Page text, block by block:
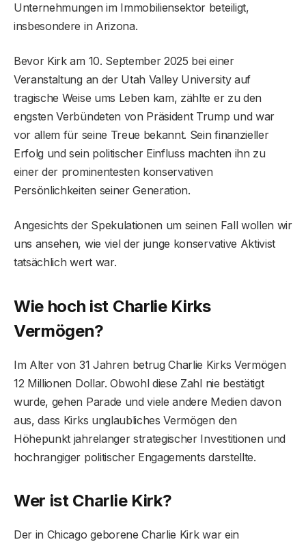
Unternehmungen im Immobiliensektor beteiligt,
insbesondere in Arizona.
Bevor Kirk am 10. September 2025 bei einer
Veranstaltung an der Utah Valley University auf
tragische Weise ums Leben kam, zählte er zu den
engsten Verbündeten von Präsident Trump und war
vor allem für seine Treue bekannt. Sein finanzieller
Erfolg und sein politischer Einfluss machten ihn zu
einer der prominentesten konservativen
Persönlichkeiten seiner Generation.
Angesichts der Spekulationen um seinen Fall wollen wir
uns ansehen, wie viel der junge konservative Aktivist
tatsächlich wert war.
Wie hoch ist Charlie Kirks
Vermögen?
Im Alter von 31 Jahren betrug Charlie Kirks Vermögen
12 Millionen Dollar. Obwohl diese Zahl nie bestätigt
wurde, gehen Parade und viele andere Medien davon
aus, dass Kirks unglaubliches Vermögen den
Höhepunkt jahrelanger strategischer Investitionen und
hochrangiger politischer Engagements darstellte.
Wer ist Charlie Kirk?
Der in Chicago geborene Charlie Kirk war ein